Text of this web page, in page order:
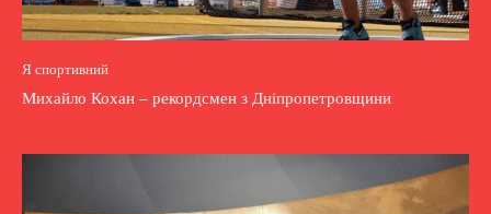
Я спортивний
Михайло Кохан – рекордсмен з Дніпропетровщини